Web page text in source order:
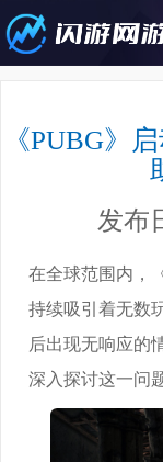
>《PUBG》启动无响
器推荐助你快速解决！
《PUBG》
发布
在全球范围内，
持续吸引着无数
后出现无响应的
深入探讨这一问